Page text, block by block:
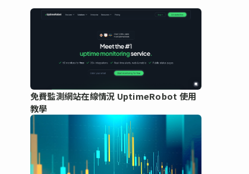
免費監測網站在線情況 UptimeRobot 使用
教學